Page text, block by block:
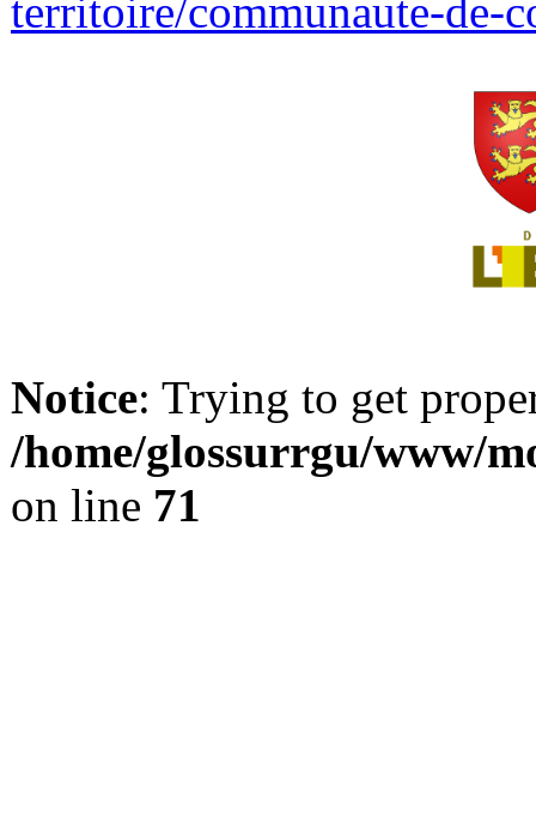
territoire/communaute-de-
Notice: Trying to get
/home/glossurrgu/www/
on line 71